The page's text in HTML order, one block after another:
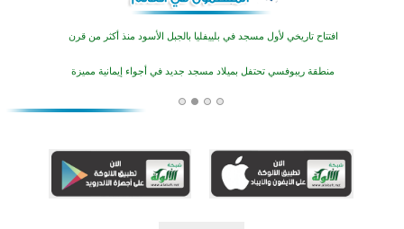
افتتاح تاريخي لأول مسجد في بلييفليا بالجبل الأسود منذ أكثر من قرن
منطقة ريبوفسي تحتفل بميلاد مسجد جديد في أجواء إيمانية مميزة
أكبر مشروع إسلامي في ريف أستراليا يفتتح أبوابه بعد سنوات من العمل والعطاء
اختتام الدورة التاسعة لمسابقة حفظ وتلاوة القرآن الكريم في أزناكاييف